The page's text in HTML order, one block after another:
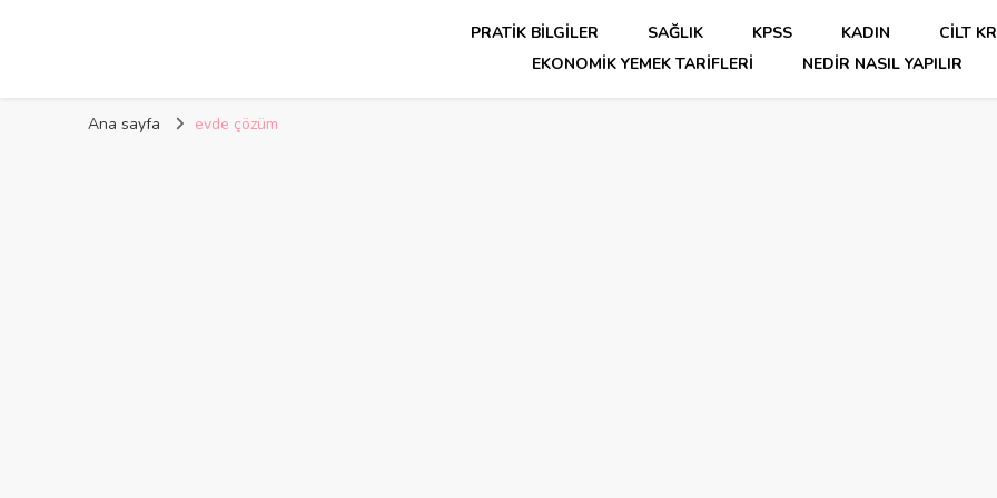
PRATIK BILGILER SAĞLIK KPSS KADIN
CILT
EKONOMIK YEMEK TARIFLERI
NEDIR NASIL YAPILIR
Ana sayfa evde çözüm